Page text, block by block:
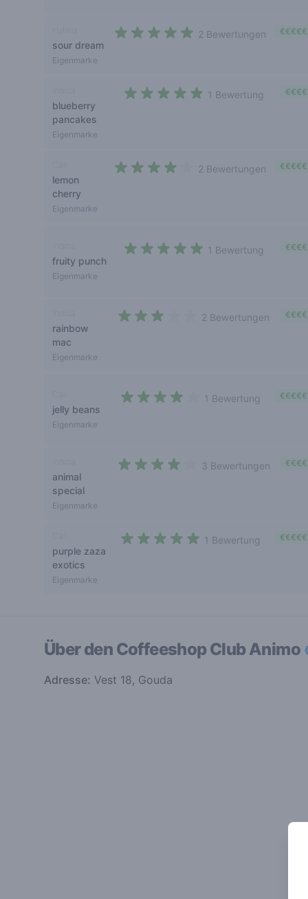
sour dream
Eigenmarke
2 Bewertungen €€€€€
blueberry
pancakes
Eigenmarke
1 Bewertung €€€€
lemon
cherry
Eigenmarke
2 Bewertungen €€€€€
fruity punch
Eigenmarke
1 Bewertung €€€€
rainbow
mac
Eigenmarke
2 Bewertungen €€€€
jelly beans
Eigenmarke
1 Bewertung €€€€€
animal
special
Eigenmarke
3 Bewertungen €€€€
purple zaza
exotics
Eigenmarke
1 Bewertung €€€€€
Über den CoffeeshopClub Animo
Adresse: Vest 18, Gouda